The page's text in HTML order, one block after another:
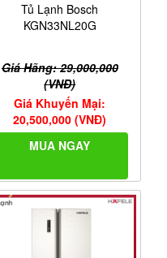
Tủ Lạnh Bosch
KGN33NL20G
Giá Hãng: 29,000,000
(VNĐ)
Giá Khuyến Mại:
20,500,000 (VNĐ)
MUA NGAY